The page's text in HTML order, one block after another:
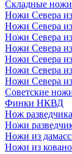
Складные ножи
Ножи Севера из
Ножи Севера
Ножи Севера
Ножи Севера
Ножи Севера
Ножи Севера
Ножи Севера
Советские
Финки НКВД
Нож
Ножи
Ножи из
Ножи из